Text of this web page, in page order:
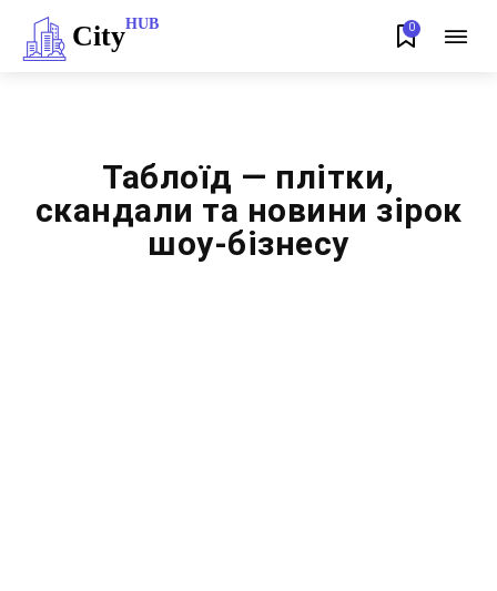
CityHUB 0
Таблоїд — плітки,
скандали та новини зірок
шоу-бізнесу